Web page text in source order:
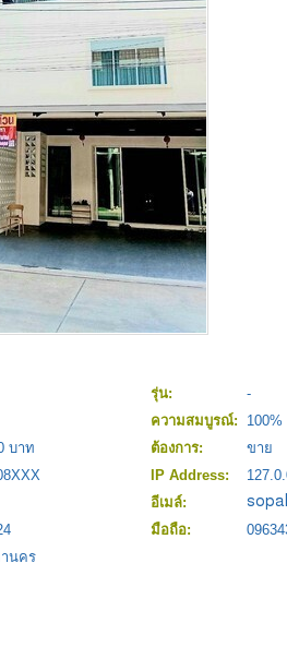
รุ่น:
-
ความสมบูรณ์:
100%
บาท ต้องการ:
ขาย
IP Address:
อีเมล์:
มือถือ:
นคร